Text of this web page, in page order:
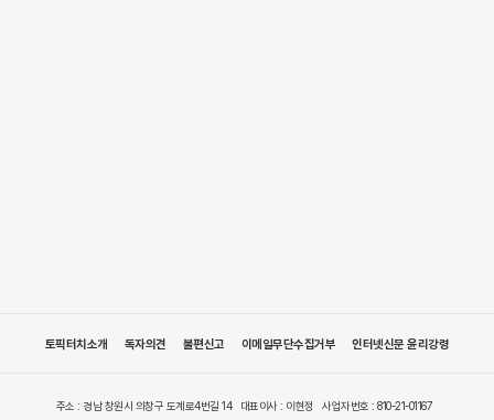
토픽터치소개 독자의견 불편신고 이메일무단수집거부 인터넷신문 윤리강령
주소 : 경남 창원시 의창구 도계로4번길 14 대표이사 : 이현정
사업자번호 : 810-21-01167